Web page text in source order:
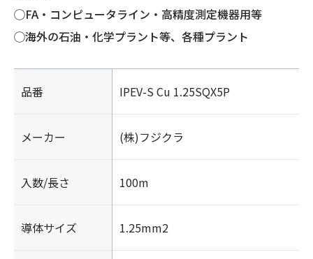
◯FA・コンピュータライン・高精度測定機器用等
◯海外の石油・化学プラント等、各種プラント
品番 IPEV-S Cu 1.25SQX5P
メーカー (株)フジクラ
入数/長さ 100m
導体サイズ 1.25mm2